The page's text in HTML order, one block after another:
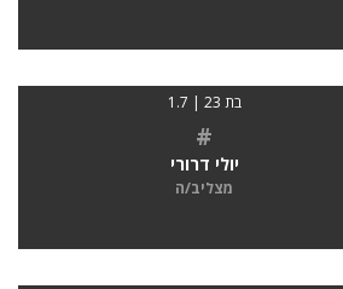
בת 23 | 1.7
#
יולי דרורי
מצליב/ה